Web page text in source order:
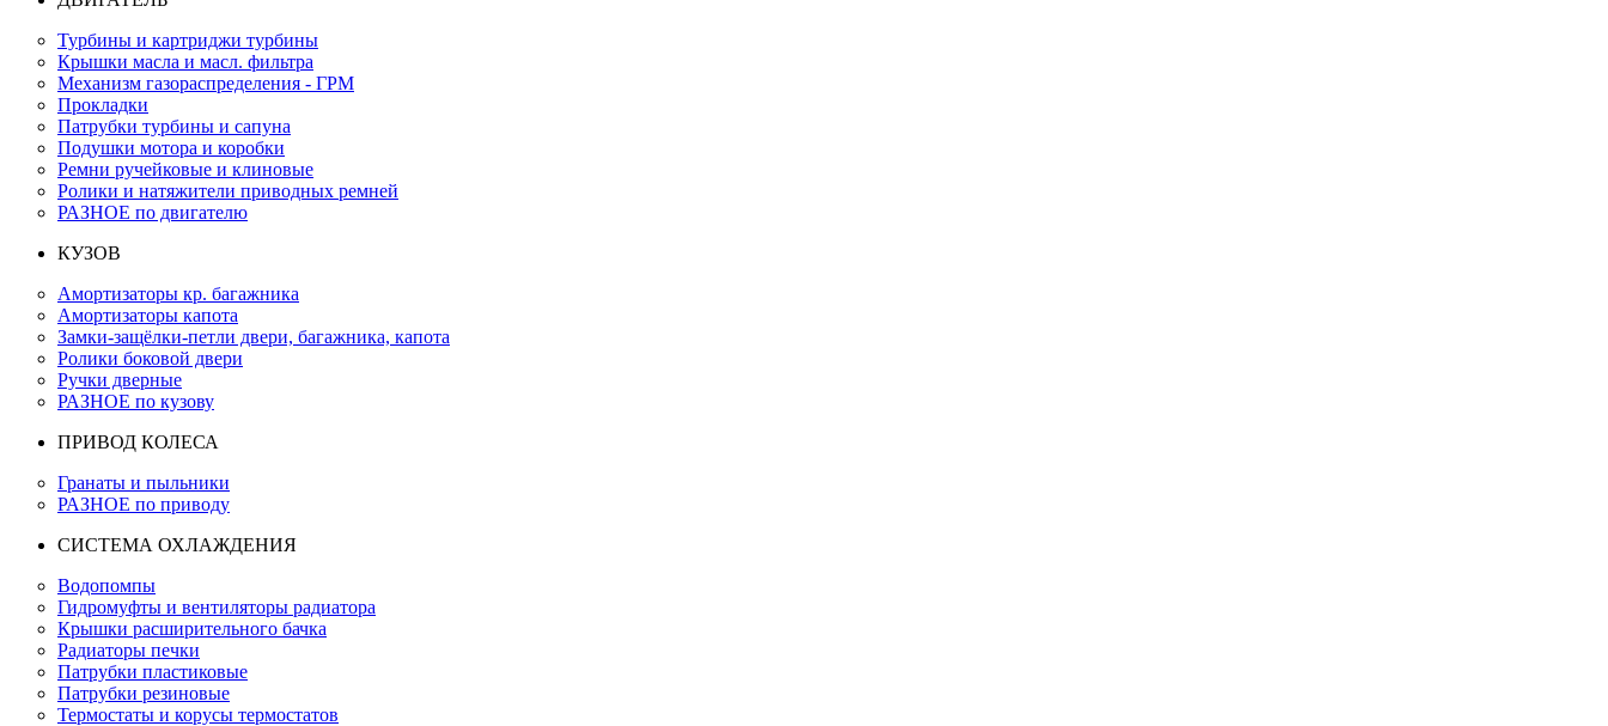
Турбины и картриджи турбины
Крышки масла и масл. фильтра
Механизм газораспределения - ГРМ
Прокладки
Патрубки турбины и сапуна
Подушки мотора и коробки
Ремни ручейковые и клиновые
Ролики и натяжители приводных ремней
РАЗНОЕ по двигателю
КУЗОВ
Амортизаторы кр. багажника
Амортизаторы капота
Замки-защёлки-петли двери, багажника, капота
Ролики боковой двери
Ручки дверные
РАЗНОЕ по кузову
ПРИВОД КОЛЕСА
Гранаты и пыльники
РАЗНОЕ по приводу
СИСТЕМА ОХЛАЖДЕНИЯ
Водопомпы
Гидромуфты и вентиляторы радиатора
Крышки расширительного бачка
Радиаторы печки
Патрубки пластиковые
Патрубки резиновые
Термостаты и корусы термостатов